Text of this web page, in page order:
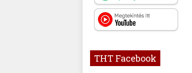
THT Facebook